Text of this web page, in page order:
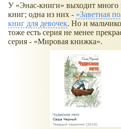
У Энас-книги
выходит много
книг; одна из них -
Заветная
книг для девочек. Но и
тоже есть серия не менее
серия -
Мировая книжка .